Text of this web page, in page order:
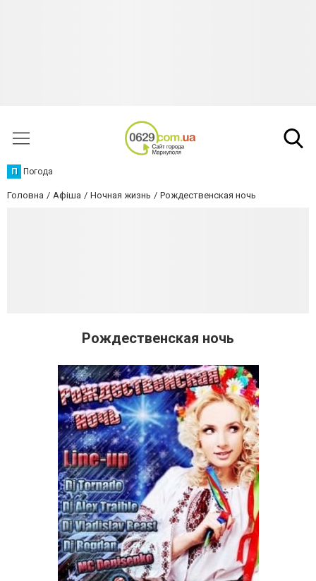
П Погода
Головна Афіша Ночная жизнь Рождественская ночь
Рождественская ночь